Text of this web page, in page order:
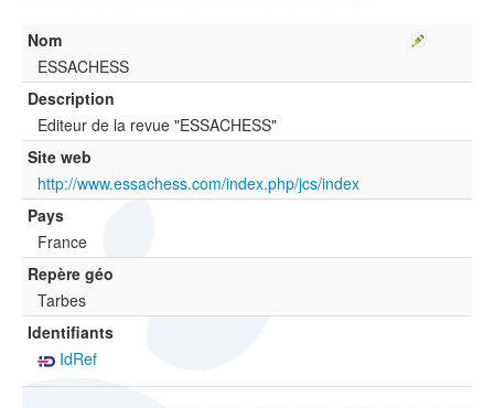
Recherche
avancée
EN
ES
?
Nom
ESSACHESS
Description
Editeur de la revue "ESSACHESS"
Site web
http://www.essachess.com/index.php/jcs/index
Pays
France
Repère géo
Tarbes
Identifiants
IdRef